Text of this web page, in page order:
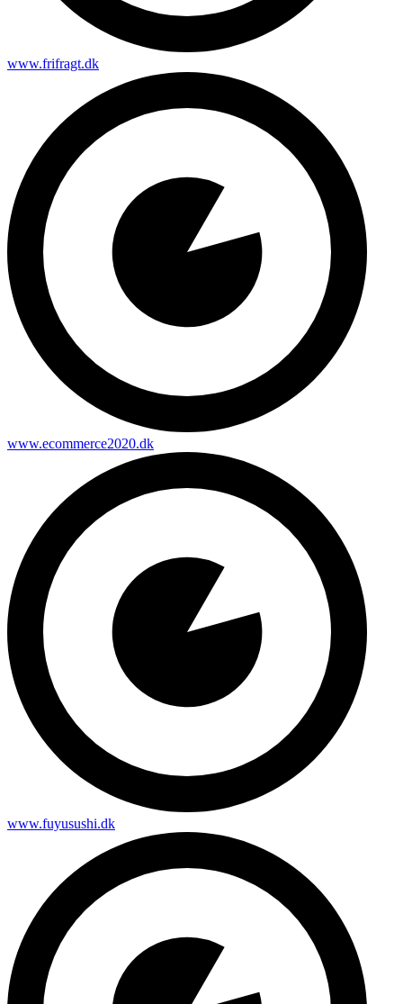
www.frifragt.dk
www.ecommerce2020.dk
www.fuyusushi.dk